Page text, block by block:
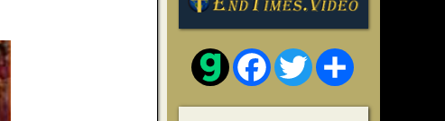
FacebookTwitter